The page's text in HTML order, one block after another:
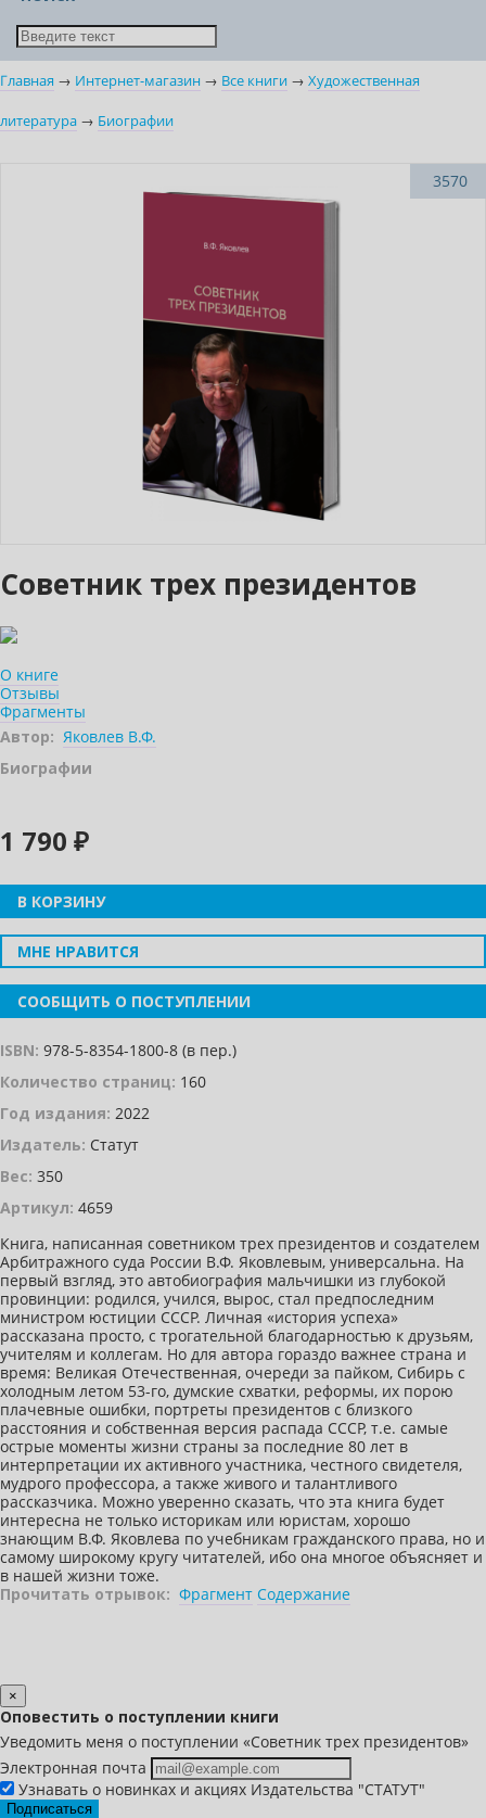
Главная → Интернет-магазин → Все книги → Художественная
литература → Биографии
3570
Советник трех президентов
О книге
Отзывы
Фрагменты
Автор: Яковлев В.Ф.
Биографии
1 790 ₽
В КОРЗИНУ
МНЕ НРАВИТСЯ
СООБЩИТЬ О ПОСТУПЛЕНИИ
ISBN: 978-5-8354-1800-8 (в пер.)
Количество страниц: 160
Год издания: 2022
Издатель: Статут
Вес: 350
Артикул: 4659
Книга, написанная советником трех президентов и создателем
Арбитражного суда России В.Ф. Яковлевым, универсальна. На
первый взгляд, это автобиография мальчишки из глубокой
провинции: родился, учился, вырос, стал предпоследним
министром юстиции СССР. Личная «история успеха»
рассказана просто, с трогательной благодарностью к друзьям,
учителям и коллегам. Но для автора гораздо важнее страна и
время: Великая Отечественная, очереди за пайком, Сибирь с
холодным летом 53-го, думские схватки, реформы, их порою
плачевные ошибки, портреты президентов с близкого
расстояния и собственная версия распада СССР, т.е. самые
острые моменты жизни страны за последние 80 лет в
интерпретации их активного участника, честного свидетеля,
мудрого профессора, а также живого и талантливого
рассказчика. Можно уверенно сказать, что эта книга будет
интересна не только историкам или юристам, хорошо
знающим В.Ф. Яковлева по учебникам гражданского права, но и
самому широкому кругу читателей, ибо она многое объясняет и
в нашей жизни тоже.
Прочитать отрывок: Фрагмент Содержание
×
Оповестить о поступлении книги
Уведомить меня о поступлении «Советник трех президентов»
Электронная почта
Узнавать о новинках и акциях Издательства "СТАТУТ"
Подписаться